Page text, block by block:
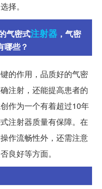
择。
气密式注射器 ，气密
哪些？
的作用，品质好的气密
注射，还能提高患者的
作为一个有着超过10年
注射器质量有保障。在
作流畅性外，还需注意
良好等方面。